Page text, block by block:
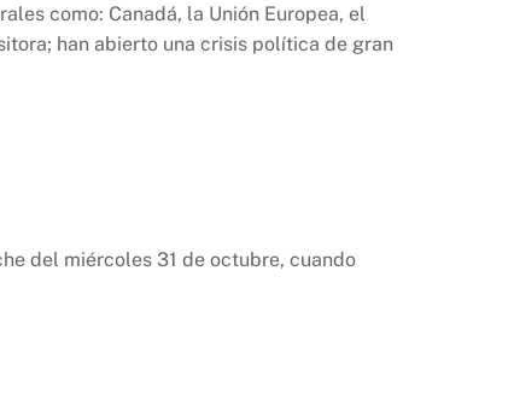
como: Canadá, la Unión Europea, el
han abierto una crisis política de gran
del miércoles 31 de octubre, cuando